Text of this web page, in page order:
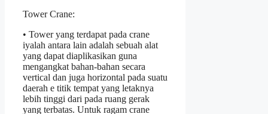
Tower Crane:
• Tower yang terdapat pada crane
iyalah antara lain adalah sebuah alat
yang dapat diaplikasikan guna
mengangkat bahan-bahan secara
vertical dan juga horizontal pada suatu
daerah e titik tempat yang letaknya
lebih tinggi dari pada ruang gerak
yang terbatas. Untuk ragam crane